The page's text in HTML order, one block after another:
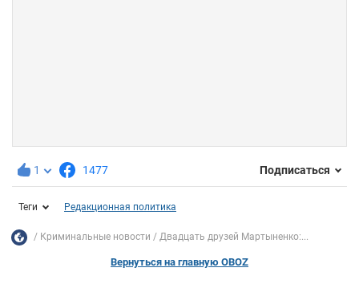
1 1477 Подписаться
Теги Редакционная политика
Криминальные новости Двадцать друзей Мартыненко:...
Вернуться на главную OBOZ